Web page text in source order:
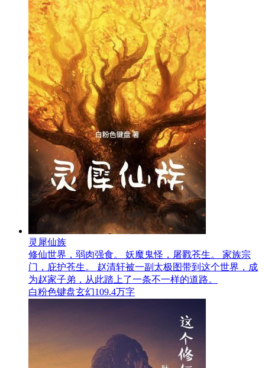
灵犀仙族
修仙世界，弱肉强食。 妖魔鬼怪，屠戮苍生。 家族宗
门，庇护苍生。 赵清轩被一副太极图带到这个世界，成
为赵家子弟，从此踏上了一条不一样的道路。
白粉色键盘玄幻109.4万字